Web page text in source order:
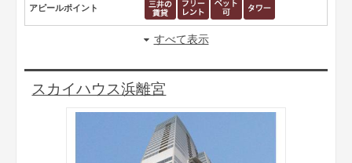
アピールポイント
すべて表示
スカイハウス浜離宮